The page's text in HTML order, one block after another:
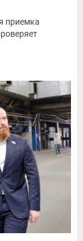
приемка